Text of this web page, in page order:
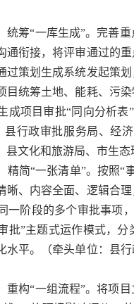
统筹“一库生成”。完善
通衔接，将评审通过的
过策划生成系统发起策
目统筹土地、能耗、污
成项目审批“同向分析
县行政审批服务局、经
县文化和旅游局、市生
精简“一张清单”。按照
晰、内容全面、逻辑合
一阶段的多个审批事项
批”主题式运作模式，
水平。（牵头单位：县
重构“一组流程”。将项